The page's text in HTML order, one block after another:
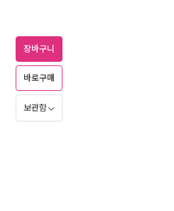
장바구니
바로구매
보관함